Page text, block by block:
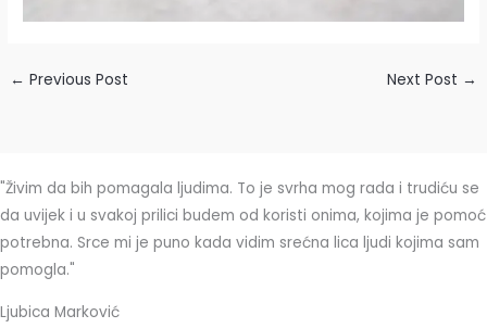
← Previous Post Next Post →
"Živim da bih pomagala ljudima. To je svrha mog rada i trudiću se
da uvijek i u svakoj prilici budem od koristi onima, kojima je pomoć
potrebna. Srce mi je puno kada vidim srećna lica ljudi kojima sam
pomogla."
Ljubica Marković